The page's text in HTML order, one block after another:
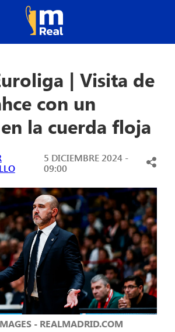
| Visita de
con un
la cuerda floja
5 DICIEMBRE 2024 -
09:00
- REALMADRID.COM